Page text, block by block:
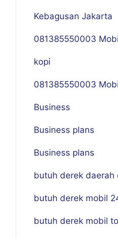
Kebagusan Jakarta
081385550003
kopi
081385550003
Business
Business plans
Business plans
butuh derek daerah
butuh derek mobil
butuh derek mobil